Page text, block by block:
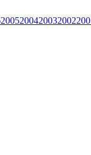
2005200420032002